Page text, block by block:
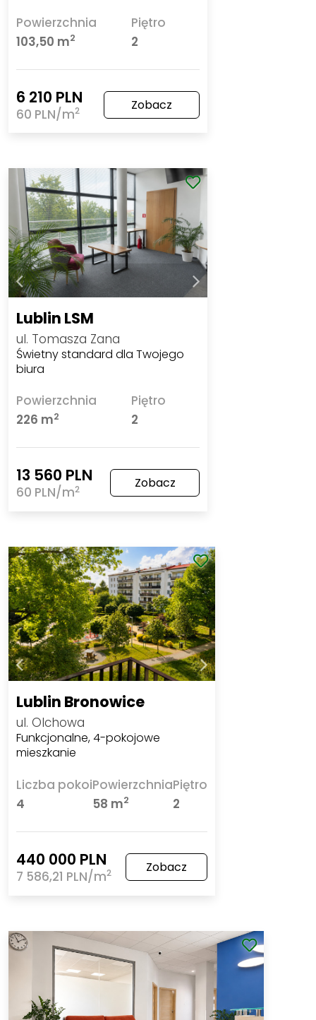
Powierzchnia
103,50 m2
Piętro
2
6 210 PLN
60 PLN/m2 Zobacz
Lublin LSM
ul. Tomasza Zana
Świetny standard dla Twojego
biura
Powierzchnia
226 m2
Piętro
2
13 560 PLN
60 PLN/m2 Zobacz
Lublin Bronowice
ul. Olchowa
Funkcjonalne, 4-pokojowe
mieszkanie
Liczba pokoi
4
Powierzchnia
58 m2
Piętro
2
440 000 PLN
7 586,21 PLN/m2 Zobacz